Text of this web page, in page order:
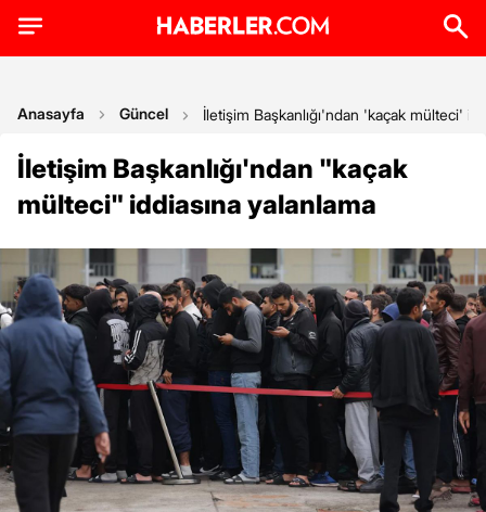
Anasayfa Güncel İletişim Başkanlığı'ndan 'kaçak mülteci'
İletişim Başkanlığı'ndan "kaçak
mülteci" iddiasına yalanlama